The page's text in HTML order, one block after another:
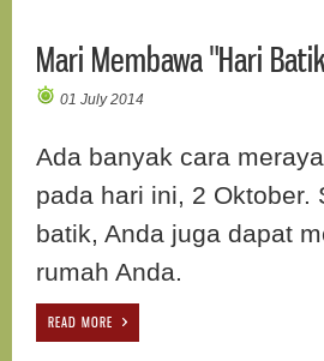
Mari Membawa "Hari
01 July 2014
Ada banyak cara
pada hari ini, 2
batik, Anda juga dapat
rumah Anda.
READ MORE